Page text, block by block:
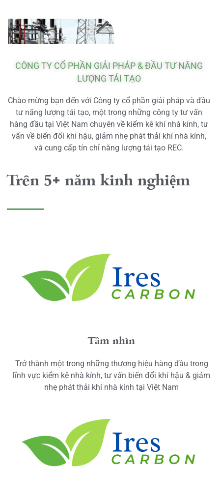
CÔNG TY CỔ PHẦN GIẢI PHÁP & ĐẦU TƯ NĂNG
LƯỢNG TÁI TẠO
Chào mừng bạn đến với Công ty cổ phần giải pháp và đầu
tư năng lượng tái tạo, một trong những công ty tư vấn
hàng đầu tại Việt Nam chuyên về kiểm kê khí nhà kính, tư
vấn về biến đổi khí hậu, giảm nhẹ phát thải khí nhà kính,
và cung cấp tín chỉ năng lượng tái tạo REC.
Trên 5+ năm kinh nghiệm
Tầm nhìn
Trở thành một trong những thương hiệu hàng đầu trong
lĩnh vực kiểm kê nhà kính, tư vấn biến đổi khí hậu & giảm
nhẹ phát thải khí nhà kính tại Việt Nam